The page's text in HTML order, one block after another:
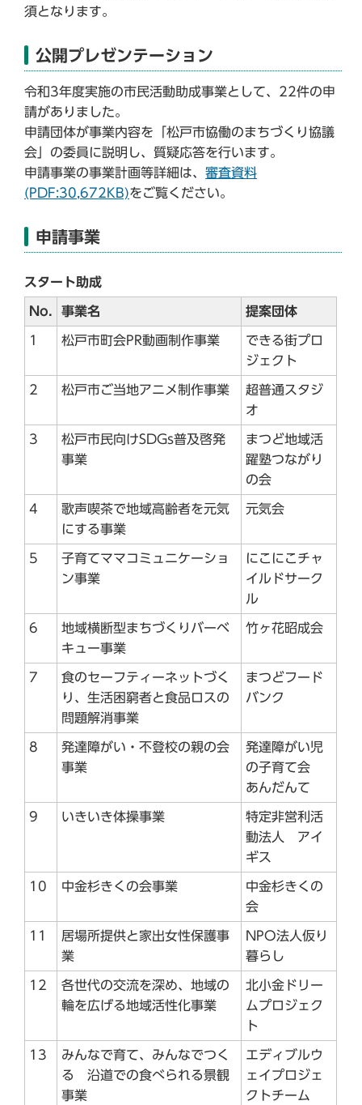
須となります。
公開プレゼンテーション
令和3年度実施の市民活動助成事業として、22件の申
請がありました。
申請団体が事業内容を「松戸市協働のまちづくり協議
会」の委員に説明し、質疑応答を行います。
申請事業の事業計画等詳細は、 審査資料
(PDF:30,672KB)をご覧ください。
申請事業
スタート助成
No. 事業名 提案団体
1 松戸市町会PR動画制作事業
できる街プロ
ジェクト
2 松戸市ご当地アニメ制作事業
超普通スタジ
オ
3
松戸市民向けSDGs普及啓発
事業
まつど地域活
躍塾つながり
の会
4
歌声喫茶で地域高齢者を元気
にする事業
元気会
5
子育てママコミュニケーショ
ン事業
にこにこチャ
イルドサーク
ル
6
地域横断型まちづくりバーベ
キュー事業
竹ヶ花昭成会
7
食のセーフティーネットづく
り、生活困窮者と食品ロスの
問題解消事業
まつどフード
バンク
8
発達障がい・不登校の親の会
事業
発達障がい児
の子育て会
あんだんて
9 いきいき体操事業
特定非営利活
動法人 アイ
ギス
10 中金杉きくの会事業
中金杉きくの
会
11
居場所提供と家出女性保護事
業
NPO法人仮り
暮らし
12
各世代の交流を深め、地域の
輪を広げる地域活性化事業
北小金ドリー
ムプロジェク
ト
13
みんなで育て、みんなでつく
る 沿道での食べられる景観
事業
エディブルウ
ェイプロジェ
クトチーム